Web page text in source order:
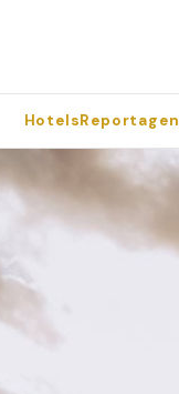
HotelsReportagen